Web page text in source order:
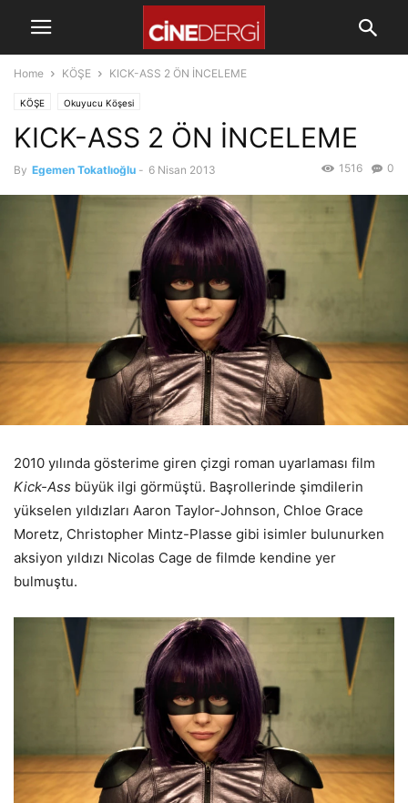
Home KÖŞE KICK-ASS 2 ÖN İNCELEME
KÖŞE Okuyucu Köşesi
KICK-ASS 2 ÖN İNCELEME
By Egemen Tokatlıoğlu - 6 Nisan 2013 0
1516
2010 yılında gösterime giren çizgi roman uyarlaması film
Kick-Ass büyük ilgi görmüştü. Başrollerinde şimdilerin
yükselen yıldızları Aaron Taylor-Johnson, Chloe Grace
Moretz, Christopher Mintz-Plasse gibi isimler bulunurken
aksiyon yıldızı Nicolas Cage de filmde kendine yer
bulmuştu.